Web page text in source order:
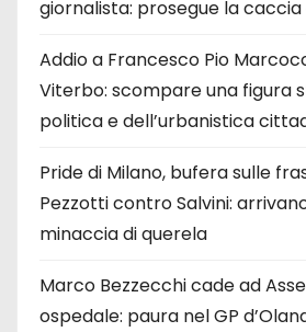
giornalista: prosegue la
Addio a Francesco Pio
Viterbo: scompare una figura
politica e dell’urbanistica
Pride di Milano, bufera sulle
Pezzotti contro Salvini:
minaccia di querela
Marco Bezzecchi cade ad
ospedale: paura nel GP